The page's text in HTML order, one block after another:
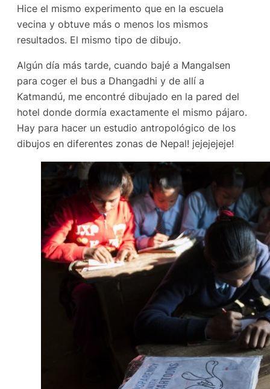
Hice el mismo experimento que en la escuela
vecina y obtuve más o menos los mismos
resultados. El mismo tipo de dibujo.
Algún día más tarde, cuando bajé a Mangalsen
para coger el bus a Dhangadhi y de allí a
Katmandú, me encontré dibujado en la pared del
hotel donde dormía exactamente el mismo pájaro.
Hay para hacer un estudio antropológico de los
dibujos en diferentes zonas de Nepal! jejejejeje!